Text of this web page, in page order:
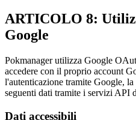
ARTICOLO 8:
Google
Pokmanager utilizza Google
accedere con il proprio account
l'autenticazione tramite Google,
seguenti dati tramite i servizi API
Dati accessibili